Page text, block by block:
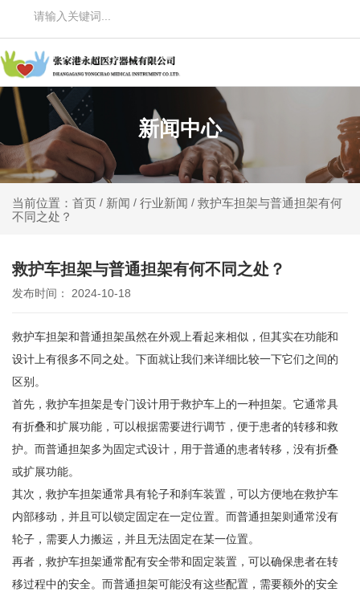
新闻中心
当前位置：首页 / 新闻 / 行业新闻 / 救护车担架与普通担架有何
不同之处？
救护车担架与普通担架有何不同之处？
发布时间： 2024-10-18
救护车担架和普通担架虽然在外观上看起来相似，但其实在功能和
设计上有很多不同之处。下面就让我们来详细比较一下它们之间的
区别。
首先，救护车担架是专门设计用于救护车上的一种担架。它通常具
有折叠和扩展功能，可以根据需要进行调节，便于患者的转移和救
护。而普通担架多为固定式设计，用于普通的患者转移，没有折叠
或扩展功能。
其次，救护车担架通常具有轮子和刹车装置，可以方便地在救护车
内部移动，并且可以锁定固定在一定位置。而普通担架则通常没有
轮子，需要人力搬运，并且无法固定在某一位置。
再者，救护车担架通常配有安全带和固定装置，可以确保患者在转
移过程中的安全。而普通担架可能没有这些配置，需要额外的安全